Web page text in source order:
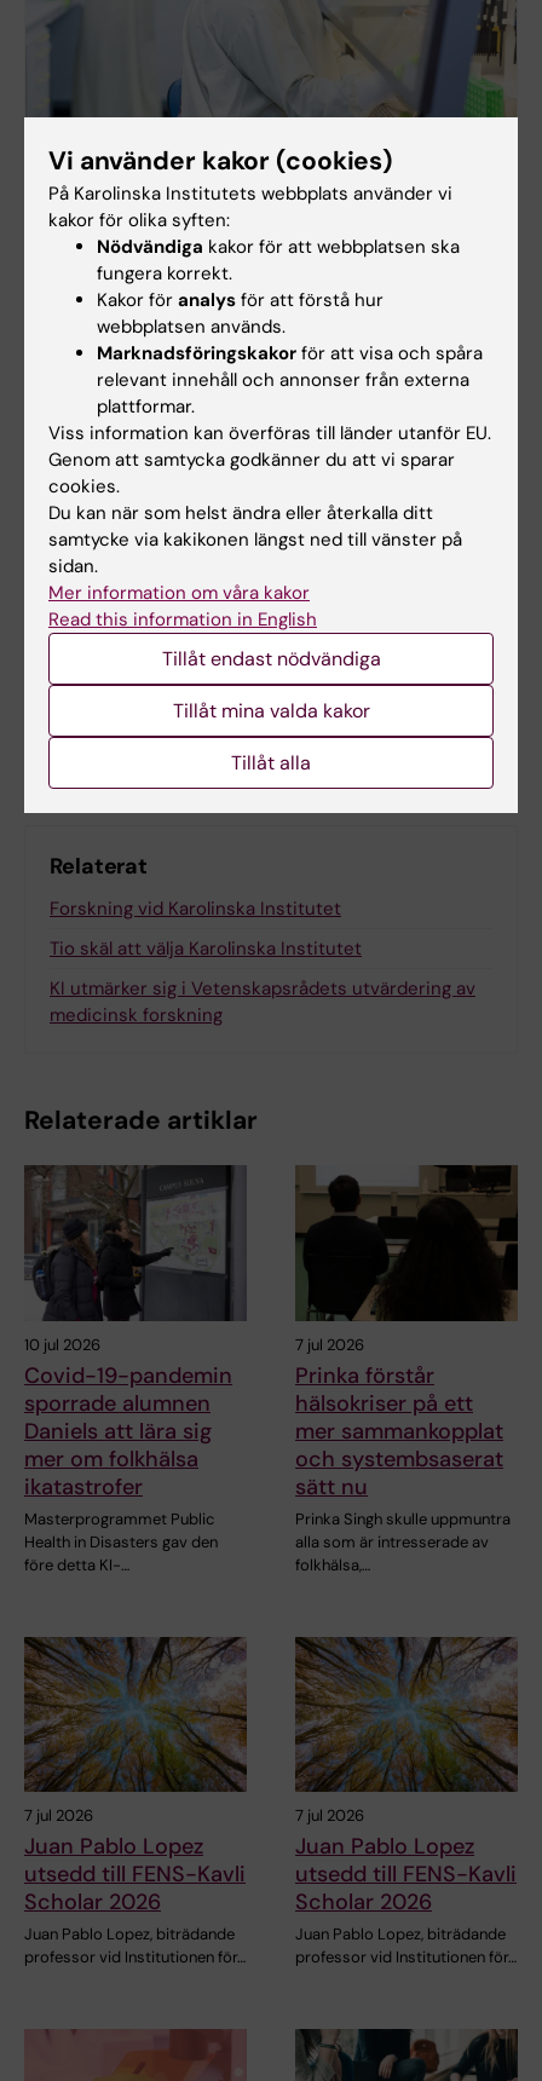
Avslutad
Sök en av 20 tjänster som biträdande lektor
Nu rekryterar Karolinska Institutet framstående
biträdande lektorer med extra goda vetenskapliga
meriter och framtida potential. Läs mer om de 20
tjänsterna med tillhörande generösa
finansieringspaket. Vi rekryterar globalt.
Ansökningsperioden är nu avslutad.
Tags
Karriär
Uppdaterad av:
Anne Hammarskjöld
Dela
Relaterat
Forskning vid Karolinska Institutet
Tio skäl att välja Karolinska Institutet
KI utmärker sig i Vetenskapsrådets utvärdering av
medicinsk forskning
Relaterade artiklar
10 jul 2026
Covid-19-pandemin
sporrade alumnen
Daniels att lära sig
mer om folkhälsa
ikatastrofer
Masterprogrammet Public
Health in Disasters gav den
före detta KI-…
7 jul 2026
Prinka förstår
hälsokriser på ett
mer sammankopplat
och systembsaserat
sätt nu
Prinka Singh skulle uppmuntra
alla som är intresserade av
folkhälsa,…
7 jul 2026
Juan Pablo Lopez
utsedd till FENS-Kavli
Scholar 2026
Juan Pablo Lopez, biträdande
professor vid Institutionen för…
7 jul 2026
Juan Pablo Lopez
utsedd till FENS-Kavli
Scholar 2026
Juan Pablo Lopez, biträdande
professor vid Institutionen för…
Vi använder kakor (cookies)
På Karolinska Institutets webbplats använder vi
kakor för olika syften:
Nödvändiga kakor för att webbplatsen ska
fungera korrekt.
Kakor för analys för att förstå hur
webbplatsen används.
Marknadsföringskakor för att visa och spåra
relevant innehåll och annonser från externa
plattformar.
Viss information kan överföras till länder utanför EU.
Genom att samtycka godkänner du att vi sparar
cookies.
Du kan när som helst ändra eller återkalla ditt
samtycke via kakikonen längst ned till vänster på
sidan.
Mer information om våra kakor
Read this information in English
Tillåt endast nödvändiga
Tillåt mina valda kakor
Tillåt alla